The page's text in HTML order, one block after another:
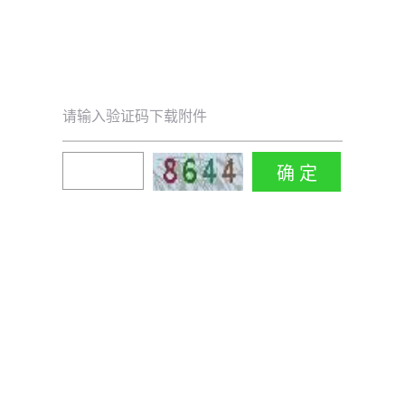
请输入验证码下载附件